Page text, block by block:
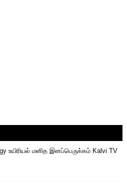
உயிரியல் மனித இனப்பெருக்கம் Kalvi TV